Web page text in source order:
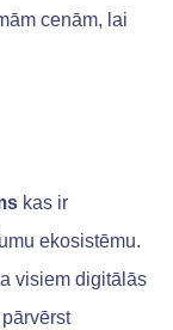
cenām, lai
kas ir
ekosistēmu.
visiem digitālās